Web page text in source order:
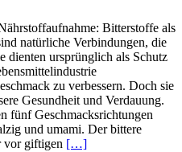
Bitterstoffe als
natürliche Verbindungen, die
dienten ursprünglich als Schutz
zu verbessern. Doch sie
Gesundheit und Verdauung.
fünf Geschmacksrichtungen
und umami. Der bittere
vor giftigen […]